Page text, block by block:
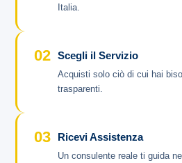
Italia.
02 Scegli il Servizio
Acquisti solo ciò di cui hai
trasparenti.
03 Ricevi Assistenza
Un consulente reale ti guida